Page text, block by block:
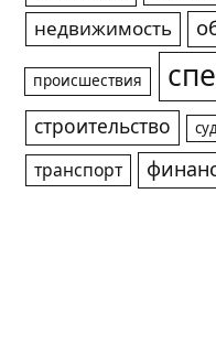
недвижимость
происшествия
строительство
транспорт